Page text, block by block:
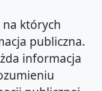
których
publiczna.
informacja